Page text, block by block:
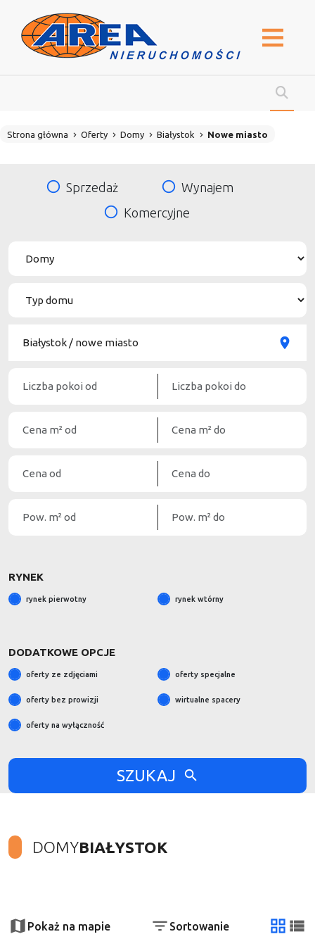
Strona główna Oferty Domy Białystok Nowe miasto
Sprzedaż
Wynajem
Komercyjne
RYNEK
rynek pierwotny rynek wtórny
DODATKOWE OPCJE
oferty ze zdjęciami oferty specjalne
oferty bez prowizji wirtualne spacery
oferty na wyłączność
SZUKAJ
DOMYBIAŁYSTOK
−Pokaż na mapie Sortowanie
tabela